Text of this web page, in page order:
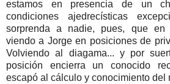
estamos en presencia de un
condiciones ajedrecísticas
sorprenda a nadie, pues, que en
viendo a Jorge en posiciones de
Volviendo al diagama... y por
posición encierra un conocido
escapó al cálculo y conocimiento del